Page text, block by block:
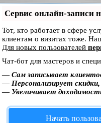
Сервис онлайн-записи
Тот, кто работает в сфере
клиентам о визитах тоже.
Для новых пользователей
Чат-бот для мастеров и
— Сам записывает
— Персонализирует
— Увеличивает
Начать